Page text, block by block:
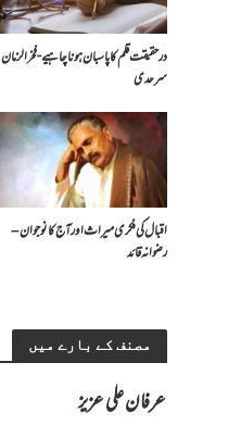
درحقیقت قلم کا پاسبان ہونا چاہیے- فخرالزمان
سرحدی
اقبال کی فکری میراث اور آج کا نوجوان –
رضوانہ قائد
مصنف کے بارے میں
عرفان علی عزیز